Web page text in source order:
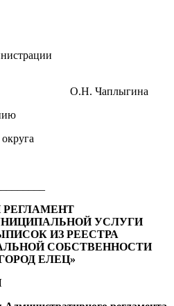
УСЛУГИ
ИЗ РЕЕСТРА
СОБСТВЕННОСТИ
ЕЛЕЦ»